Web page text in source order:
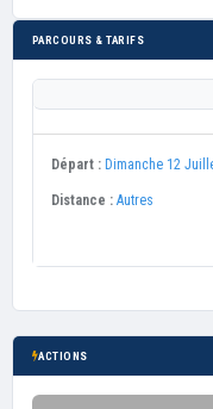
PARCOURS & TARIFS
Départ : Dimanche 12
Distance : Autres
ACTIONS